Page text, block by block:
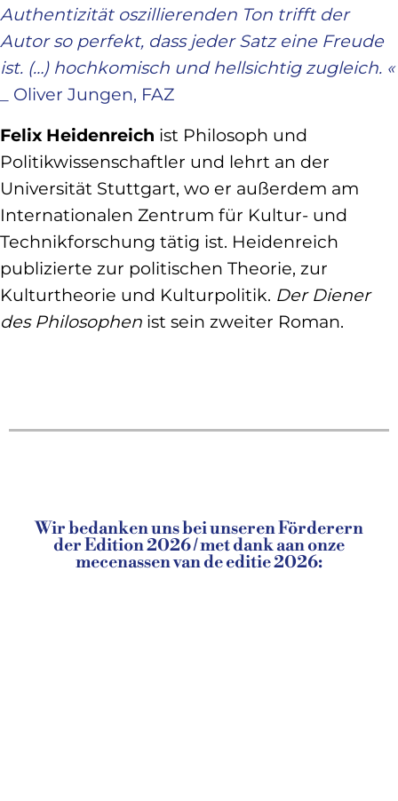
Authentizität oszillierenden Ton trifft der
Autor so perfekt, dass jeder Satz eine Freude
ist. (…) hochkomisch und hellsichtig zugleich. «
_ Oliver Jungen, FAZ
Felix Heidenreich ist Philosoph und
Politikwissenschaftler und lehrt an der
Universität Stuttgart, wo er außerdem am
Internationalen Zentrum für Kultur- und
Technikforschung tätig ist. Heidenreich
publizierte zur politischen Theorie, zur
Kulturtheorie und Kulturpolitik. Der Diener
des Philosophen ist sein zweiter Roman.
Wir bedanken uns bei unseren Förderern
der Edition 2026 / met dank aan onze
mecenassen van de editie 2026: